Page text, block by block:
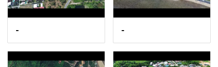
- -